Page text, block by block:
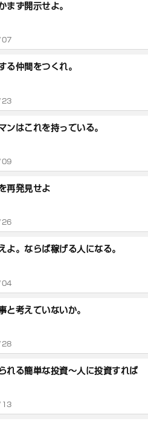
まず開示せよ。
る仲間をつくれ。
ンはこれを持っている。
再発見せよ
よ。ならば稼げる人になる。
と考えていないか。
れる簡単な投資～人に投資すれば